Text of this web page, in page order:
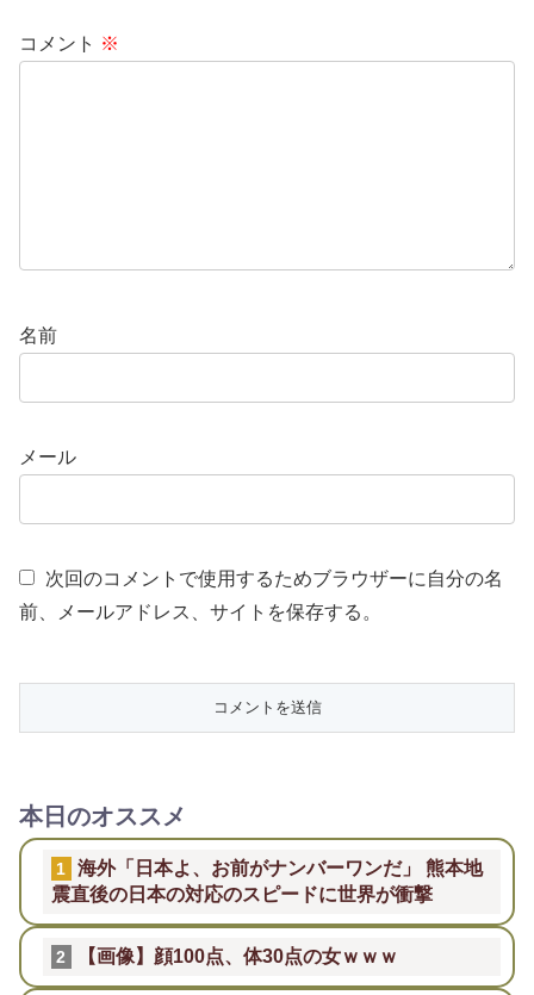
コメント ※
名前
メール
次回のコメントで使用するためブラウザーに自分の名
前、メールアドレス、サイトを保存する。
本日のオススメ
1
海外「日本よ、お前がナンバーワンだ」 熊本地
震直後の日本の対応のスピードに世界が衝撃
2 【画像】顔100点、体30点の女ｗｗｗ